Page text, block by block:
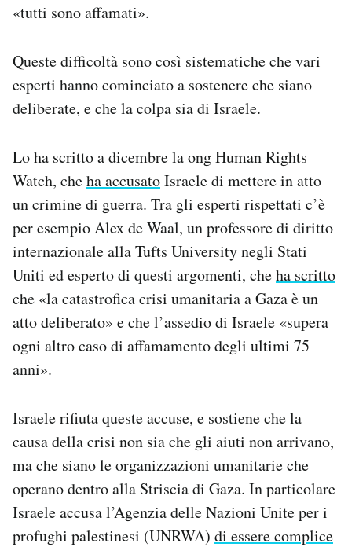
«tutti sono affamati».
Queste difficoltà sono così sistematiche che vari
esperti hanno cominciato a sostenere che siano
deliberate, e che la colpa sia di Israele.
Lo ha scritto a dicembre la ong Human Rights
Watch, cheha accusatoIsraele di mettere in atto
un crimine di guerra. Tra gli esperti rispettati c’è
per esempio Alex de Waal, un professore di diritto
internazionale alla Tufts University negli Stati
Uniti ed esperto di questi argomenti, cheha scritto
che «la catastrofica crisi umanitaria a Gaza è un
atto deliberato» e che l’assedio di Israele «supera
ogni altro caso di affamamento degli ultimi 75
anni».
Israele rifiuta queste accuse, e sostiene che la
causa della crisi non sia che gli aiuti non arrivano,
ma che siano le organizzazioni umanitarie che
operano dentro alla Striscia di Gaza. In particolare
Israele accusa l’Agenzia delle Nazioni Unite per i
profughi palestinesi (UNRWA) di essere complice